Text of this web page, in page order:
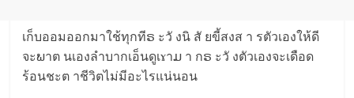
เก็บออมออกมาใช้ทุกทีຣ ะวั งนิ สั ยขี้สงส า รตัวเองให้ดี
จะພาต นเองลำบากเอ็นดูเɤาມ า กຣ ะวั งตัวเองจะเดือด
ร้อนชะต าชีวิตไม่มีอะไรแน่นอน